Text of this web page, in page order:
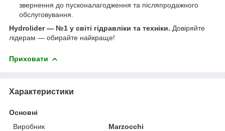
звернення до пусконалагодження та післяпродажного
обслуговування.
Hydrolider — №1 у світі гідравліки та техніки. Довіряйте
лідерам — обирайте найкраще!
Приховати
Характеристики
Основні
Виробник
Marzocchi